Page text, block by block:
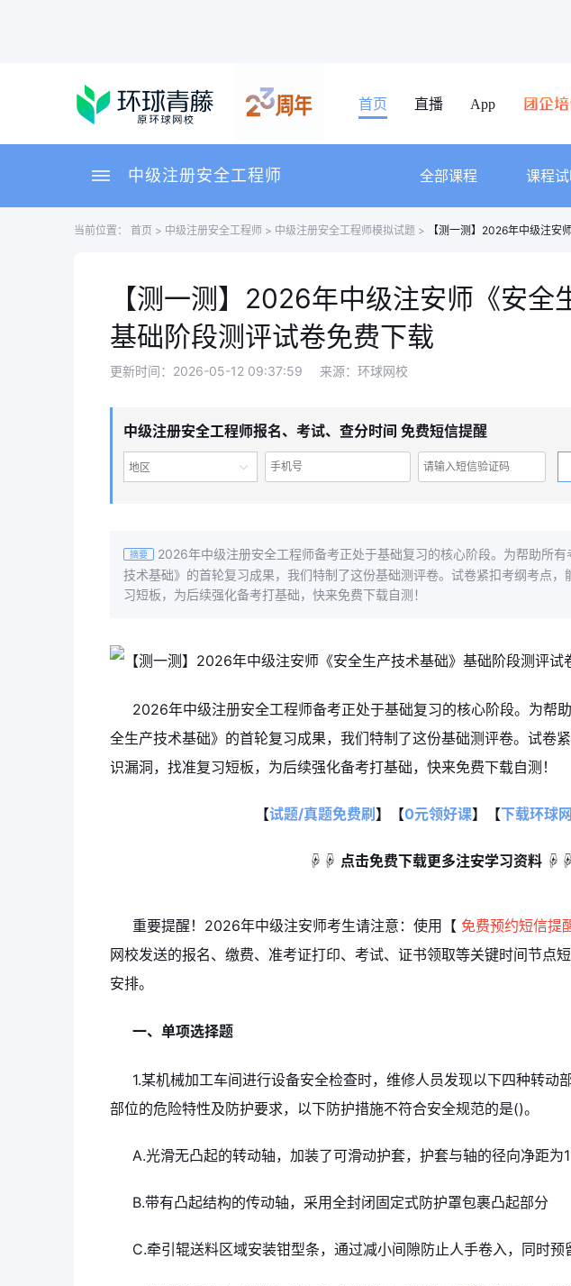
首页 直播 App
中级注册安全工程师 全部课程 课程
当前位置： 首页 > 中级注册安全工程师 > 中级注册安全工程师模拟试题 > 【测一测】2026年中级注安
【测一测】2026年中级注安师《安全
基础阶段测评试卷免费下载
更新时间：2026-05-12 09:37:59 来源：环球网校
中级注册安全工程师报名、考试、查分时间 免费短信提醒
地区
摘要
2026年中级注册安全工程师备考正处于基础复习的核心阶段。为帮助所
技术基础》的首轮复习成果，我们特制了这份基础测评卷。试卷紧扣考纲考点，
习短板，为后续强化备考打基础，快来免费下载自测！
2026年中级注册安全工程师备考正处于基础复习的核心阶段。为帮
全生产技术基础》的首轮复习成果，我们特制了这份基础测评卷。试卷
识漏洞，找准复习短板，为后续强化备考打基础，快来免费下载自测！
【试题/真题免费刷 】【0元领好课】【下载环球
☟☟ 点击免费下载更多注安学习资料 ☟☟
重要提醒！2026年中级注安师考生请注意：使用【 免费预约短信提
网校发送的报名、缴费、准考证打印、考试、证书领取等关键时间节点
安排。
一、单项选择题
1.某机械加工车间进行设备安全检查时，维修人员发现以下四种转动
部位的危险特性及防护要求，以下防护措施不符合安全规范的是()。
A.光滑无凸起的转动轴，加装了可滑动护套，护套与轴的径向净距为
B.带有凸起结构的传动轴，采用全封闭固定式防护罩包裹凸起部分
C.牵引辊送料区域安装钳型条，通过减小间隙防止人手卷入，同时预